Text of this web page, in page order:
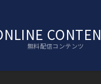
無料配信コンテンツ